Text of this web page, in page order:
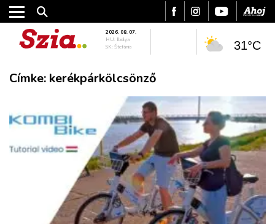
VÁROS
RÉGIÓ
SPORT
KULTÚRA
2026. 08. 07.
HU: Ibolya
SK: Štefánia
31°C
Címke: kerékpárkölcsönző